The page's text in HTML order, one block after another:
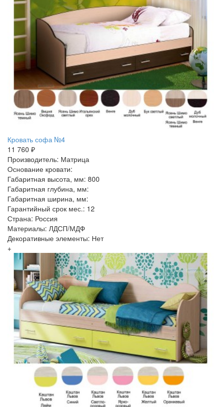
Кровать софа №4
11 760 ₽
Производитель: Матрица
Основание кровати:
Габаритная высота, мм: 800
Габаритная глубина, мм:
Габаритная ширина, мм:
Гарантийный срок мес.: 12
Страна: Россия
Материалы: ЛДСП/МДФ
Декоративные элементы: Нет
+